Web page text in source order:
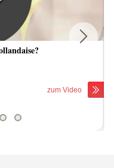
zum Video